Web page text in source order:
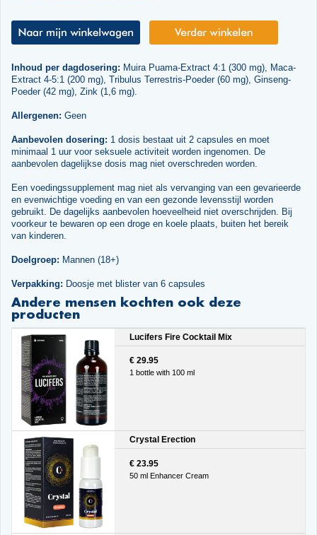
Inhoud per dagdosering: Muira Puama-Extract 4:1 (300 mg), Maca-
Extract 4-5:1 (200 mg), Tribulus Terrestris-Poeder (60 mg), Ginseng-
Poeder (42 mg), Zink (1,6 mg).
Allergenen: Geen
Aanbevolen dosering: 1 dosis bestaat uit 2 capsules en moet
minimaal 1 uur voor seksuele activiteit worden ingenomen. De
aanbevolen dagelijkse dosis mag niet overschreden worden.
Een voedingssupplement mag niet als vervanging van een gevarieerde
en evenwichtige voeding en van een gezonde levensstijl worden
gebruikt. De dagelijks aanbevolen hoeveelheid niet overschrijden. Bij
voorkeur te bewaren op een droge en koele plaats, buiten het bereik
van kinderen.
Doelgroep: Mannen (18+)
Verpakking: Doosje met blister van 6 capsules
Andere mensen kochten ook deze
producten
Lucifers Fire Cocktail Mix
€ 29.95
1 bottle with 100 ml
Crystal Erection
€ 23.95
50 ml Enhancer Cream